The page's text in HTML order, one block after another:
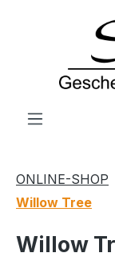
Zum Hauptinhalt
ONLINE-SHOP
Willow Tree
Willow